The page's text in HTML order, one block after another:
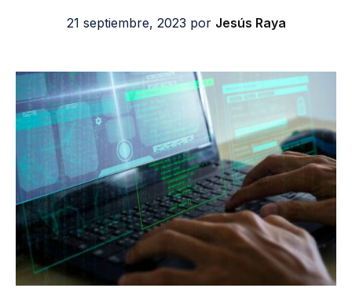
21 septiembre, 2023 por Jesús Raya